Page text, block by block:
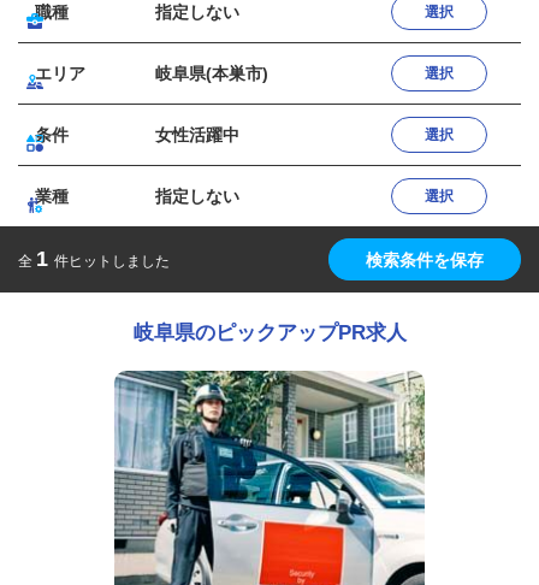
職種 指定しない 選択
エリア 岐阜県(本巣市) 選択
条件 女性活躍中 選択
業種 指定しない 選択
全 1 件ヒットしました 検索条件を保存
岐阜県のピックアップPR求人